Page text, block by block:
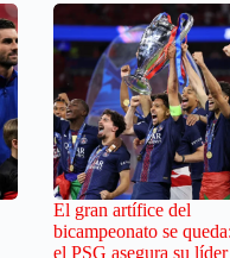
El gran artífice del
bicampeonato se queda:
el PSG asegura su líder